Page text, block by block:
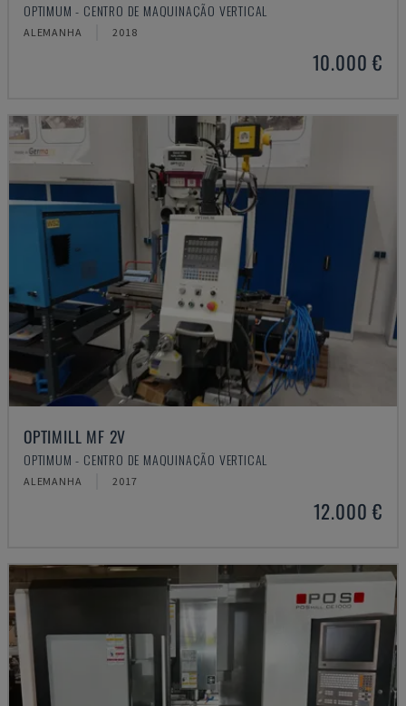
OPTIMUM - CENTRO DE MAQUINAÇÃO VERTICAL
ALEMANHA 2018
10.000 €
OPTIMILL MF 2V
OPTIMUM - CENTRO DE MAQUINAÇÃO VERTICAL
ALEMANHA 2017
12.000 €